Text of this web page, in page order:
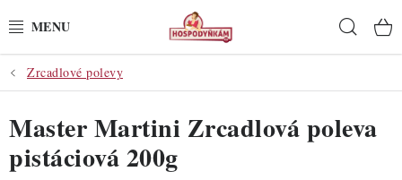
na
POTŘEBY
POMŮCKY
SUROVINY
Zrcadlové polevy
Master Martini Zrcadlová poleva
pistáciová 200g